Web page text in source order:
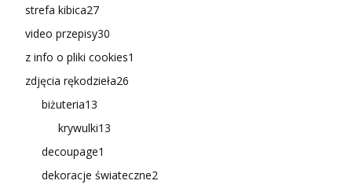
strefa kibica27
video przepisy30
z info o pliki cookies1
zdjęcia rękodzieła26
biżuteria13
krywulki13
decoupage1
dekoracje świateczne2